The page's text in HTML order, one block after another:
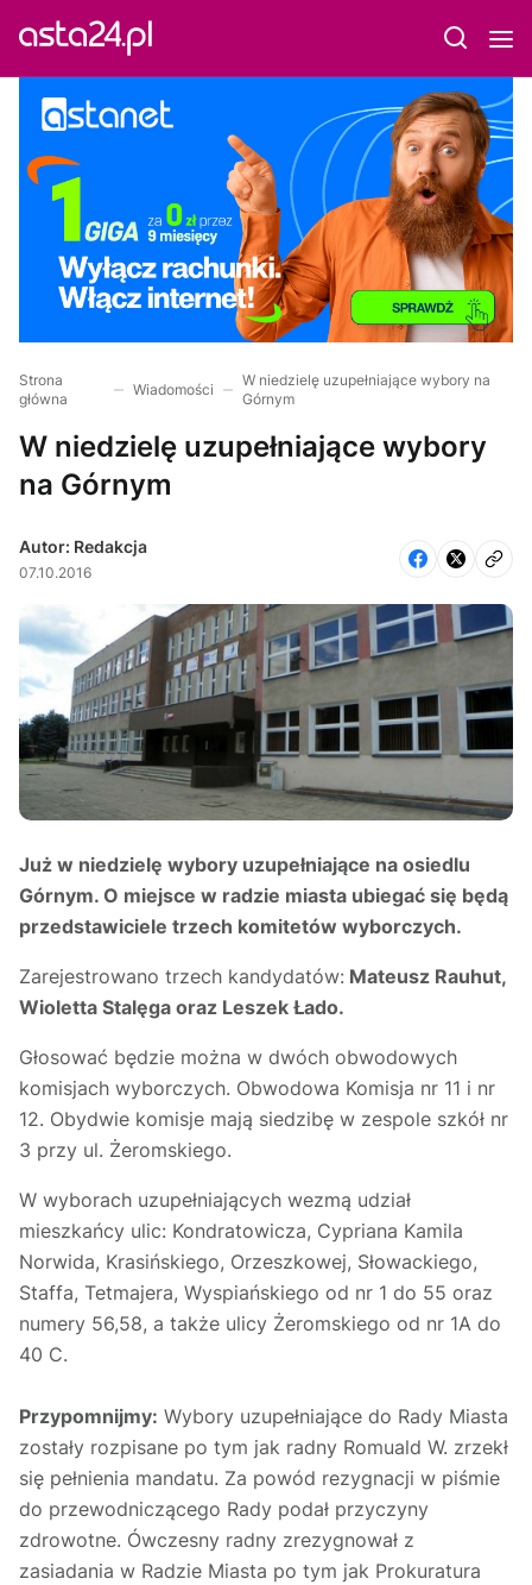
Strona
główna
Wiadomości
W niedzielę uzupełniające wybory na
Górnym
W niedzielę uzupełniające wybory
na Górnym
Autor: Redakcja
07.10.2016
Już w niedzielę wybory uzupełniające na osiedlu
Górnym. O miejsce w radzie miasta ubiegać się będą
przedstawiciele trzech komitetów wyborczych.
Zarejestrowano trzech kandydatów: Mateusz Rauhut,
Wioletta Stalęga oraz Leszek Łado.
Głosować będzie można w dwóch obwodowych
komisjach wyborczych. Obwodowa Komisja nr 11 i nr
12. Obydwie komisje mają siedzibę w zespole szkół nr
3 przy ul. Żeromskiego.
W wyborach uzupełniających wezmą udział
mieszkańcy ulic: Kondratowicza, Cypriana Kamila
Norwida, Krasińskiego, Orzeszkowej, Słowackiego,
Staffa, Tetmajera, Wyspiańskiego od nr 1 do 55 oraz
numery 56,58, a także ulicy Żeromskiego od nr 1A do
40 C.
Przypomnijmy: Wybory uzupełniające do Rady Miasta
zostały rozpisane po tym jak radny Romuald W. zrzekł
się pełnienia mandatu. Za powód rezygnacji w piśmie
do przewodniczącego Rady podał przyczyny
zdrowotne. Ówczesny radny zrezygnował z
zasiadania w Radzie Miasta po tym jak Prokuratura